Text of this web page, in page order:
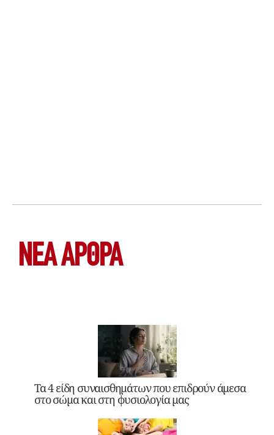
ΝΕΑ ΆΡΘΡΑ
Τα 4 είδη συναισθημάτων που επιδρούν άμεσα
στο σώμα και στη φυσιολογία μας